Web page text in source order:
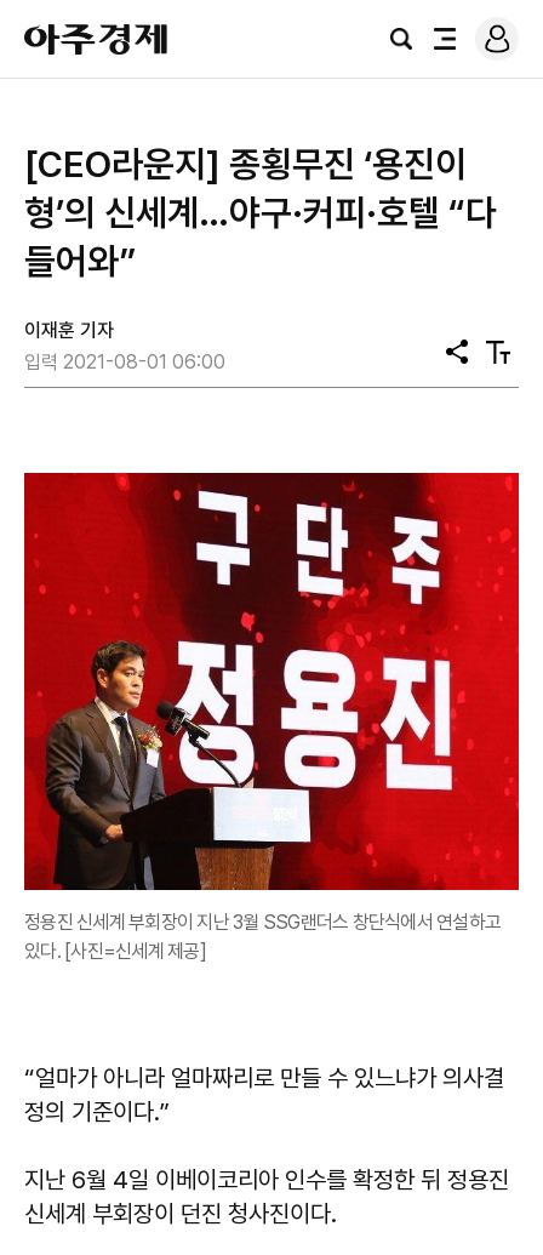
아
주
경
검
전
로
그
​[CEO라운지] 종횡무진 ‘용진이
형’의 신세계…야구·커피·호텔 “다
들어와”
이재훈 기자
입력 2021-08-01 06:00
공
유
텍
스
정용진 신세계 부회장이 지난 3월 SSG랜더스 창단식에서 연설하고
있다. [사진=신세계 제공]
“얼마가 아니라 얼마짜리로 만들 수 있느냐가 의사결
정의 기준이다.”
지난 6월 4일 이베이코리아 인수를 확정한 뒤 정용진
신세계 부회장이 던진 청사진이다.